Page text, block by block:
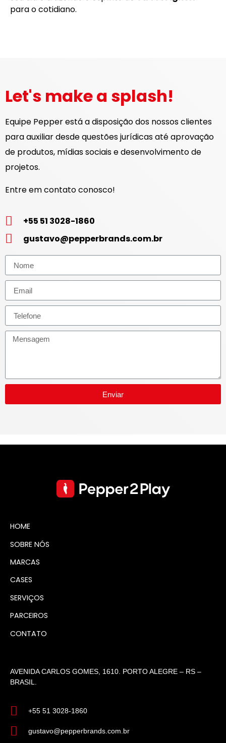
para o cotidiano.
Let's make a splash!
Equipe Pepper está a disposição dos nossos clientes
para auxiliar desde questões jurídicas até aprovação
de produtos, mídias sociais e desenvolvimento de
projetos.
Entre em contato conosco!
+55 51 3028-1860
gustavo@pepperbrands.com.br
Enviar
HOME
SOBRE NÓS
MARCAS
CASES
SERVIÇOS
PARCEIROS
CONTATO
AVENIDA CARLOS GOMES, 1610. PORTO ALEGRE – RS –
BRASIL.
+55 51 3028-1860
gustavo@pepperbrands.com.br